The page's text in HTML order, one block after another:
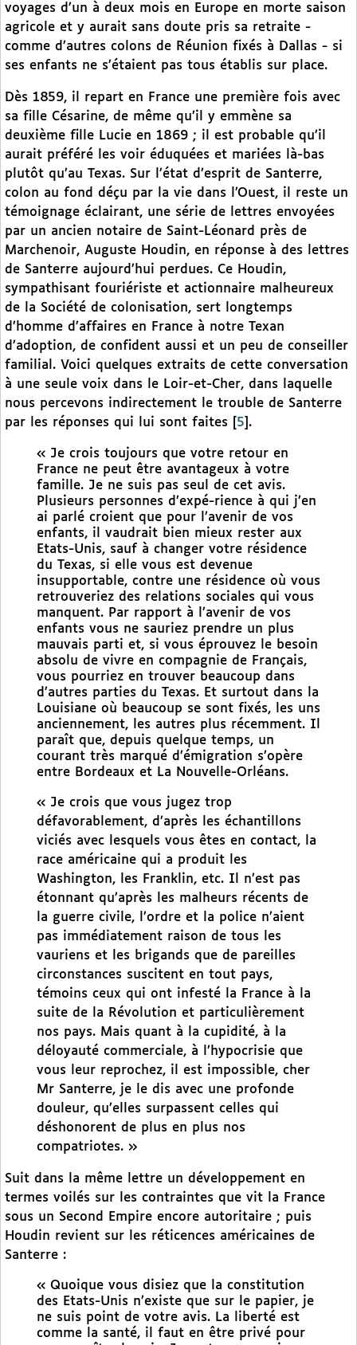
voyages d’un à deux mois en Europe en morte saison
agricole et y aurait sans doute pris sa retraite -
comme d’autres colons de Réunion fixés à Dallas - si
ses enfants ne s’étaient pas tous établis sur place.
Dès 1859, il repart en France une première fois avec
sa fille Césarine, de même qu’il y emmène sa
deuxième fille Lucie en 1869 ; il est probable qu’il
aurait préféré les voir éduquées et mariées là-bas
plutôt qu’au Texas. Sur l’état d’esprit de Santerre,
colon au fond déçu par la vie dans l’Ouest, il reste un
témoignage éclairant, une série de lettres envoyées
par un ancien notaire de Saint-Léonard près de
Marchenoir, Auguste Houdin, en réponse à des lettres
de Santerre aujourd’hui perdues. Ce Houdin,
sympathisant fouriériste et actionnaire malheureux
de la Société de colonisation, sert longtemps
d’homme d’affaires en France à notre Texan
d’adoption, de confident aussi et un peu de conseiller
familial. Voici quelques extraits de cette conversation
à une seule voix dans le Loir-et-Cher, dans laquelle
nous percevons indirectement le trouble de Santerre
par les réponses qui lui sont faites
5 .
« Je crois toujours que votre retour en
France ne peut être avantageux à votre
famille. Je ne suis pas seul de cet avis.
Plusieurs personnes d’expé-rience à qui j’en
ai parlé croient que pour l’avenir de vos
enfants, il vaudrait bien mieux rester aux
Etats-Unis, sauf à changer votre résidence
du Texas, si elle vous est devenue
insupportable, contre une résidence où vous
retrouveriez des relations sociales qui vous
manquent. Par rapport à l’avenir de vos
enfants vous ne sauriez prendre un plus
mauvais parti et, si vous éprouvez le besoin
absolu de vivre en compagnie de Français,
vous pourriez en trouver beaucoup dans
d’autres parties du Texas. Et surtout dans la
Louisiane où beaucoup se sont fixés, les uns
anciennement, les autres plus récemment. Il
paraît que, depuis quelque temps, un
courant très marqué d’émigration s’opère
entre Bordeaux et La Nouvelle-Orléans.
« Je crois que vous jugez trop
défavorablement, d’après les échantillons
viciés avec lesquels vous êtes en contact, la
race américaine qui a produit les
Washington, les Franklin, etc. Il n’est pas
étonnant qu’après les malheurs récents de
la guerre civile, l’ordre et la police n’aient
pas immédiatement raison de tous les
vauriens et les brigands que de pareilles
circonstances suscitent en tout pays,
témoins ceux qui ont infesté la France à la
suite de la Révolution et particulièrement
nos pays. Mais quant à la cupidité, à la
déloyauté commerciale, à l’hypocrisie que
vous leur reprochez, il est impossible, cher
Mr Santerre, je le dis avec une profonde
douleur, qu’elles surpassent celles qui
déshonorent de plus en plus nos
compatriotes. »
Suit dans la même lettre un développement en
termes voilés sur les contraintes que vit la France
sous un Second Empire encore autoritaire ; puis
Houdin revient sur les réticences américaines de
Santerre :
« Quoique vous disiez que la constitution
des Etats-Unis n’existe que sur le papier, je
ne suis point de votre avis. La liberté est
comme la santé, il faut en être privé pour